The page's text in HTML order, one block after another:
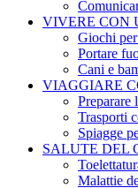
VIVERE CON
Giochi
Portare
Cani e
VIAGGIARE
Preparare
Trasporti
Spiagge
SALUTE DEL
Malattie